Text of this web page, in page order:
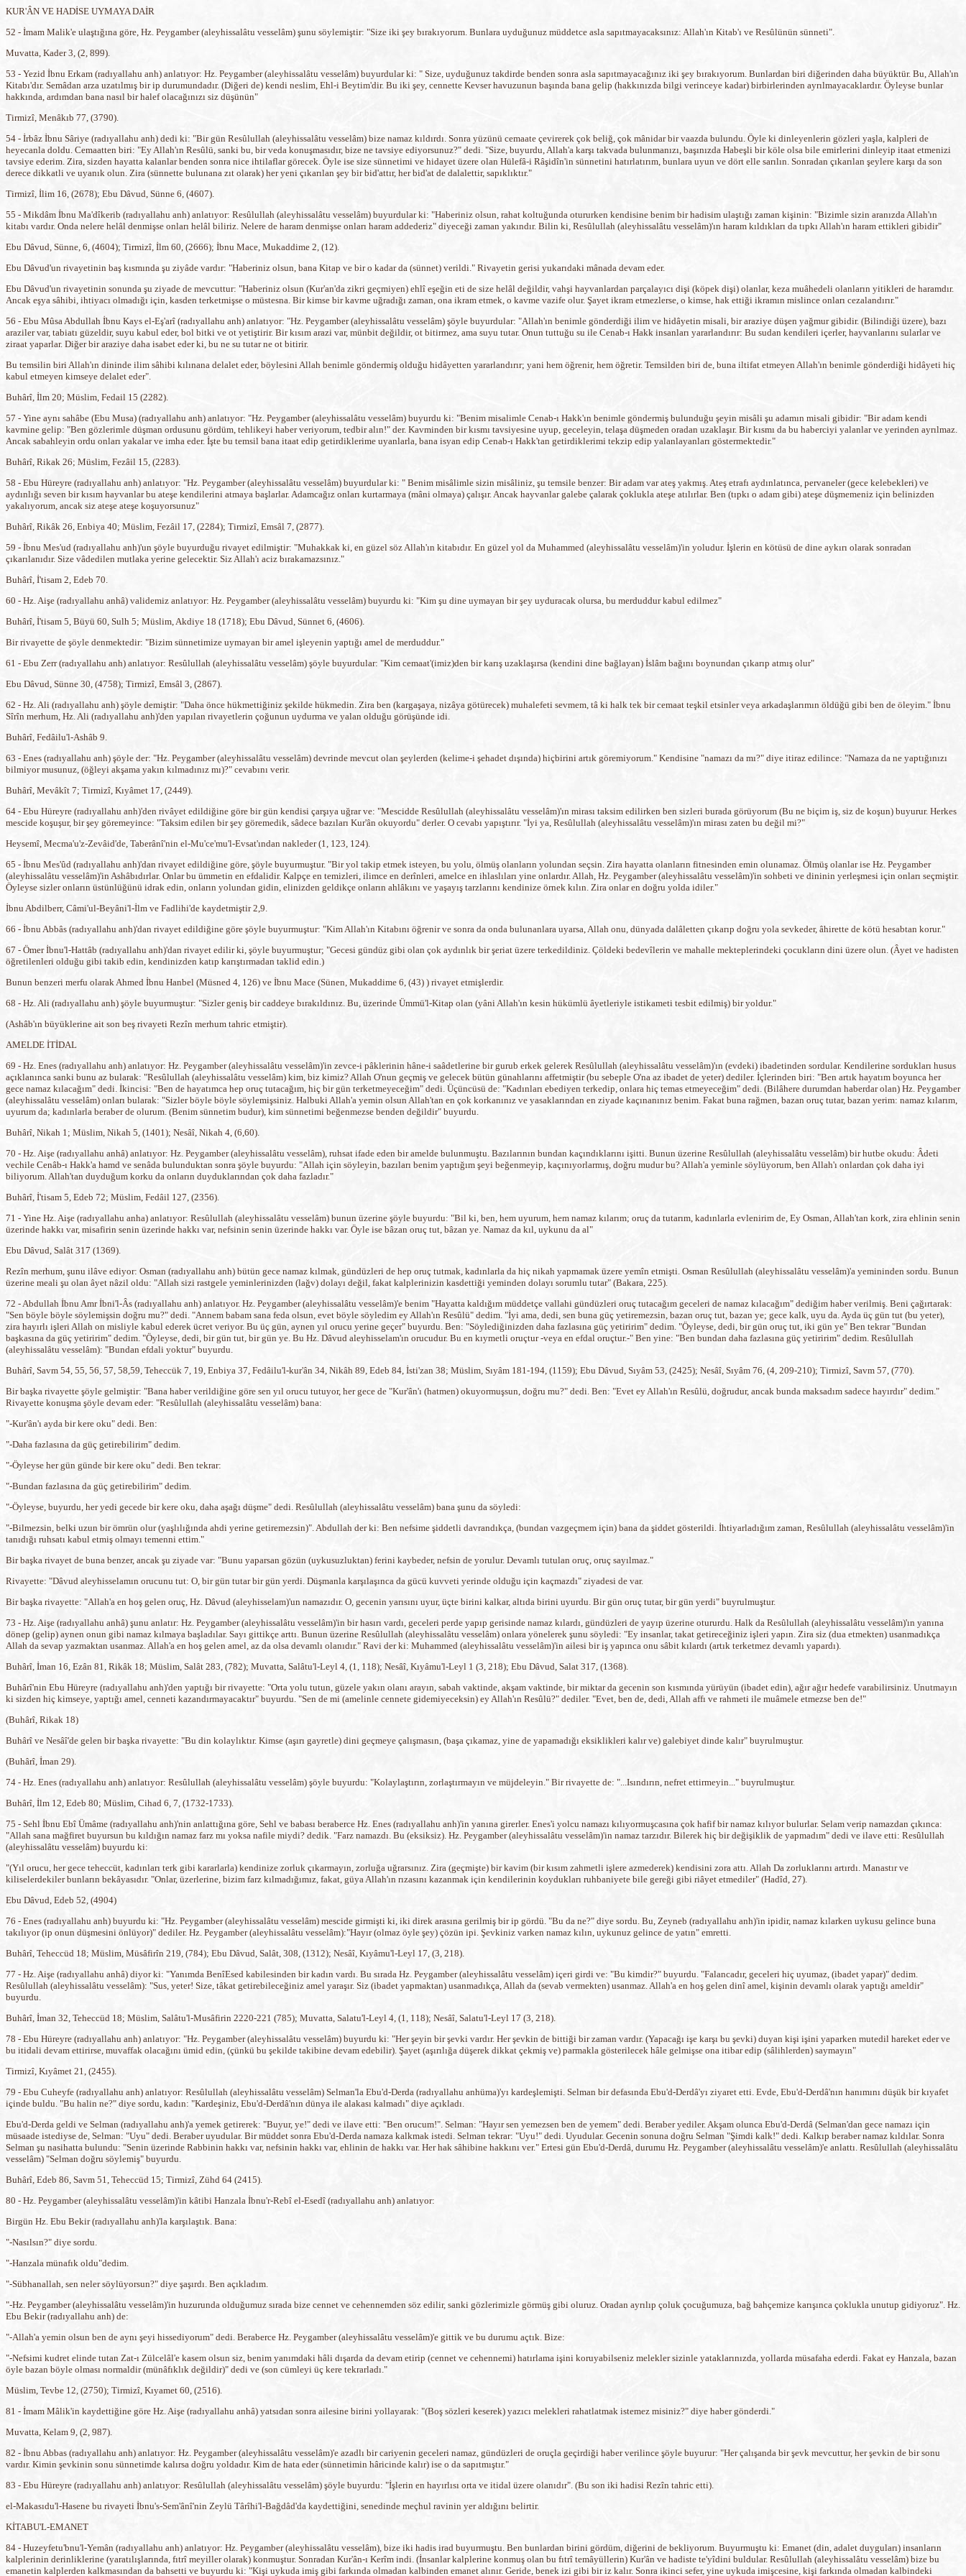
KUR'ÂN VE HADİSE UYMAYA DAİR
52 - İmam Malik'e ulaştığına göre, Hz. Peygamber (aleyhissalâtu vesselâm) şunu söylemiştir: "Size iki şey bırakıyorum. Bunlara uyduğunuz müddetce asla sapıtmayacaksınız: Allah'ın Kitab'ı ve Resûlünün sünneti".
Muvatta, Kader 3, (2, 899).
53 - Yezid İbnu Erkam (radıyallahu anh) anlatıyor: Hz. Peygamber (aleyhissalâtu vesselâm) buyurdular ki: " Size, uyduğunuz takdirde benden sonra asla sapıtmayacağınız iki şey bırakıyorum. Bunlardan biri diğerinden daha büyüktür. Bu, Allah'ın
Kitabı'dır. Semâdan arza uzatılmış bir ip durumundadır. (Diğeri de) kendi neslim, Ehl-i Beytim'dir. Bu iki şey, cennette Kevser havuzunun başında bana gelip (hakkınızda bilgi verinceye kadar) birbirlerinden ayrılmayacaklardır. Öyleyse bunlar
hakkında, ardımdan bana nasıl bir halef olacağınızı siz düşünün"
Tirmizî, Menâkıb 77, (3790).
54 - İrbâz İbnu Sâriye (radıyallahu anh) dedi ki: "Bir gün Resûlullah (aleyhissalâtu vesselâm) bize namaz kıldırdı. Sonra yüzünü cemaate çevirerek çok beliğ, çok mânidar bir vaazda bulundu. Öyle ki dinleyenlerin gözleri yaşla, kalpleri de
heyecanla doldu. Cemaatten biri: "Ey Allah'ın Resûlü, sanki bu, bir veda konuşmasıdır, bize ne tavsiye ediyorsunuz?" dedi. "Size, buyurdu, Allah'a karşı takvada bulunmanızı, başınızda Habeşli bir köle olsa bile emirlerini dinleyip itaat etmenizi
tavsiye ederim. Zira, sizden hayatta kalanlar benden sonra nice ihtilaflar görecek. Öyle ise size sünnetimi ve hidayet üzere olan Hülefâ-i Râşidîn'in sünnetini hatırlatırım, bunlara uyun ve dört elle sarılın. Sonradan çıkarılan şeylere karşı da son
derece dikkatli ve uyanık olun. Zira (sünnette bulunana zıt olarak) her yeni çıkarılan şey bir bid'attır, her bid'at de dalalettir, sapıklıktır."
Tirmizî, İlim 16, (2678); Ebu Dâvud, Sünne 6, (4607).
55 - Mikdâm İbnu Ma'dîkerib (radıyallahu anh) anlatıyor: Resûlullah (aleyhissalâtu vesselâm) buyurdular ki: "Haberiniz olsun, rahat koltuğunda otururken kendisine benim bir hadisim ulaştığı zaman kişinin: "Bizimle sizin aranızda Allah'ın
kitabı vardır. Onda nelere helâl denmişse onları helâl biliriz. Nelere de haram denmişse onları haram addederiz" diyeceği zaman yakındır. Bilin ki, Resûlullah (aleyhissalâtu vesselâm)'ın haram kıldıkları da tıpkı Allah'ın haram ettikleri gibidir"
Ebu Dâvud, Sünne, 6, (4604); Tirmizî, İlm 60, (2666); İbnu Mace, Mukaddime 2, (12).
Ebu Dâvud'un rivayetinin baş kısmında şu ziyâde vardır: "Haberiniz olsun, bana Kitap ve bir o kadar da (sünnet) verildi." Rivayetin gerisi yukarıdaki mânada devam eder.
Ebu Dâvud'un rivayetinin sonunda şu ziyade de mevcuttur: "Haberiniz olsun (Kur'an'da zikri geçmiyen) ehlî eşeğin eti de size helâl değildir, vahşi hayvanlardan parçalayıcı dişi (köpek dişi) olanlar, keza muâhedeli olanların yitikleri de haramdır.
Ancak eşya sâhibi, ihtiyacı olmadığı için, kasden terketmişse o müstesna. Bir kimse bir kavme uğradığı zaman, ona ikram etmek, o kavme vazife olur. Şayet ikram etmezlerse, o kimse, hak ettiği ikramın mislince onları cezalandırır."
56 - Ebu Mûsa Abdullah İbnu Kays el-Eş'arî (radıyallahu anh) anlatıyor: "Hz. Peygamber (aleyhissalâtu vesselâm) şöyle buyurdular: "Allah'ın benimle gönderdiği ilim ve hidâyetin misali, bir araziye düşen yağmur gibidir. (Bilindiği üzere), bazı
araziler var, tabiatı güzeldir, suyu kabul eder, bol bitki ve ot yetiştirir. Bir kısım arazi var, münbit değildir, ot bitirmez, ama suyu tutar. Onun tuttuğu su ile Cenab-ı Hakk insanları yararlandırır: Bu sudan kendileri içerler, hayvanlarını sularlar ve
ziraat yaparlar. Diğer bir araziye daha isabet eder ki, bu ne su tutar ne ot bitirir.
Bu temsilin biri Allah'ın dininde ilim sâhibi kılınana delalet eder, böylesini Allah benimle göndermiş olduğu hidâyetten yararlandırır; yani hem öğrenir, hem öğretir. Temsilden biri de, buna iltifat etmeyen Allah'ın benimle gönderdiği hidâyeti hiç
kabul etmeyen kimseye delalet eder".
Buhârî, İlm 20; Müslim, Fedail 15 (2282).
57 - Yine aynı sahâbe (Ebu Musa) (radıyallahu anh) anlatıyor: "Hz. Peygamber (aleyhissalâtu vesselâm) buyurdu ki: "Benim misalimle Cenab-ı Hakk'ın benimle göndermiş bulunduğu şeyin misâli şu adamın misali gibidir: "Bir adam kendi
kavmine gelip: "Ben gözlerimle düşman ordusunu gördüm, tehlikeyi haber veriyorum, tedbir alın!" der. Kavminden bir kısmı tavsiyesine uyup, geceleyin, telaşa düşmeden oradan uzaklaşır. Bir kısmı da bu haberciyi yalanlar ve yerinden ayrılmaz.
Ancak sabahleyin ordu onları yakalar ve imha eder. İşte bu temsil bana itaat edip getirdiklerime uyanlarla, bana isyan edip Cenab-ı Hakk'tan getirdiklerimi tekzip edip yalanlayanları göstermektedir."
Buhârî, Rikak 26; Müslim, Fezâil 15, (2283).
58 - Ebu Hüreyre (radıyallahu anh) anlatıyor: "Hz. Peygamber (aleyhissalâtu vesselâm) buyurdular ki: " Benim misâlimle sizin misâliniz, şu temsile benzer: Bir adam var ateş yakmış. Ateş etrafı aydınlatınca, pervaneler (gece kelebekleri) ve
aydınlığı seven bir kısım hayvanlar bu ateşe kendilerini atmaya başlarlar. Adamcağız onları kurtarmaya (mâni olmaya) çalışır. Ancak hayvanlar galebe çalarak çoklukla ateşe atılırlar. Ben (tıpkı o adam gibi) ateşe düşmemeniz için belinizden
yakalıyorum, ancak siz ateşe ateşe koşuyorsunuz"
Buhârî, Rikâk 26, Enbiya 40; Müslim, Fezâil 17, (2284); Tirmizî, Emsâl 7, (2877).
59 - İbnu Mes'ud (radıyallahu anh)'un şöyle buyurduğu rivayet edilmiştir: "Muhakkak ki, en güzel söz Allah'ın kitabıdır. En güzel yol da Muhammed (aleyhissalâtu vesselâm)'in yoludur. İşlerin en kötüsü de dine aykırı olarak sonradan
çıkarılanıdır. Size vâdedilen mutlaka yerine gelecektir. Siz Allah'ı aciz bırakamazsınız."
Buhârî, İ'tisam 2, Edeb 70.
60 - Hz. Aişe (radıyallahu anhâ) validemiz anlatıyor: Hz. Peygamber (aleyhissalâtu vesselâm) buyurdu ki: "Kim şu dine uymayan bir şey uyduracak olursa, bu merduddur kabul edilmez"
Buhârî, İ'tisam 5, Büyü 60, Sulh 5; Müslim, Akdiye 18 (1718); Ebu Dâvud, Sünnet 6, (4606).
Bir rivayette de şöyle denmektedir: "Bizim sünnetimize uymayan bir amel işleyenin yaptığı amel de merduddur."
61 - Ebu Zerr (radıyallahu anh) anlatıyor: Resûlullah (aleyhissalâtu vesselâm) şöyle buyurdular: "Kim cemaat'(imiz)den bir karış uzaklaşırsa (kendini dine bağlayan) İslâm bağını boynundan çıkarıp atmış olur"
Ebu Dâvud, Sünne 30, (4758); Tirmizî, Emsâl 3, (2867).
62 - Hz. Ali (radıyallahu anh) şöyle demiştir: "Daha önce hükmettiğiniz şekilde hükmedin. Zira ben (kargaşaya, nizâya götürecek) muhalefeti sevmem, tâ ki halk tek bir cemaat teşkil etsinler veya arkadaşlarımın öldüğü gibi ben de öleyim." İbnu
Sîrîn merhum, Hz. Ali (radıyallahu anh)'den yapılan rivayetlerin çoğunun uydurma ve yalan olduğu görüşünde idi.
Buhârî, Fedâilu'l-Ashâb 9.
63 - Enes (radıyallahu anh) şöyle der: "Hz. Peygamber (aleyhissalâtu vesselâm) devrinde mevcut olan şeylerden (kelime-i şehadet dışında) hiçbirini artık göremiyorum." Kendisine "namazı da mı?" diye itiraz edilince: "Namaza da ne yaptığınızı
bilmiyor musunuz, (öğleyi akşama yakın kılmadınız mı)?" cevabını verir.
Buhârî, Mevâkît 7; Tirmizî, Kıyâmet 17, (2449).
64 - Ebu Hüreyre (radıyallahu anh)'den rivâyet edildiğine göre bir gün kendisi çarşıya uğrar ve: "Mescidde Resûlullah (aleyhissalâtu vesselâm)'ın mirası taksim edilirken ben sizleri burada görüyorum (Bu ne biçim iş, siz de koşun) buyurur. Herkes
mescide koşuşur, bir şey göremeyince: "Taksim edilen bir şey göremedik, sâdece bazıları Kur'ân okuyordu" derler. O cevabı yapıştırır. "İyi ya, Resûlullah (aleyhissalâtu vesselâm)'ın mirası zaten bu değil mi?"
Heysemî, Mecma'u'z-Zevâid'de, Taberânî'nin el-Mu'ce'mu'l-Evsat'ından nakleder (1, 123, 124).
65 - İbnu Mes'ûd (radıyallahu anh)'dan rivayet edildiğine göre, şöyle buyurmuştur. "Bir yol takip etmek isteyen, bu yolu, ölmüş olanların yolundan seçsin. Zira hayatta olanların fitnesinden emin olunamaz. Ölmüş olanlar ise Hz. Peygamber
(aleyhissalâtu vesselâm)'in Ashâbıdırlar. Onlar bu ümmetin en efdalidir. Kalpçe en temizleri, ilimce en derînleri, amelce en ihlaslıları yine onlardır. Allah, Hz. Peygamber (aleyhissalâtu vesselâm)'in sohbeti ve dininin yerleşmesi için onları seçmiştir.
Öyleyse sizler onların üstünlüğünü idrak edin, onların yolundan gidin, elinizden geldikçe onların ahlâkını ve yaşayış tarzlarını kendinize örnek kılın. Zira onlar en doğru yolda idiler."
İbnu Abdilberr, Câmi'ul-Beyâni'l-İlm ve Fadlihi'de kaydetmiştir 2,9.
66 - İbnu Abbâs (radıyallahu anh)'dan rivayet edildiğine göre şöyle buyurmuştur: "Kim Allah'ın Kitabını öğrenir ve sonra da onda bulunanlara uyarsa, Allah onu, dünyada dalâletten çıkarıp doğru yola sevkeder, âhirette de kötü hesabtan korur."
67 - Ömer İbnu'l-Hattâb (radıyallahu anh)'dan rivayet edilir ki, şöyle buyurmuştur; "Gecesi gündüz gibi olan çok aydınlık bir şeriat üzere terkedildiniz. Çöldeki bedevîlerin ve mahalle mekteplerindeki çocukların dini üzere olun. (Âyet ve hadisten
öğretilenleri olduğu gibi takib edin, kendinizden katıp karıştırmadan taklid edin.)
Bunun benzeri merfu olarak Ahmed İbnu Hanbel (Müsned 4, 126) ve İbnu Mace (Sünen, Mukaddime 6, (43) ) rivayet etmişlerdir.
68 - Hz. Ali (radıyallahu anh) şöyle buyurmuştur: "Sizler geniş bir caddeye bırakıldınız. Bu, üzerinde Ümmü'l-Kitap olan (yâni Allah'ın kesin hükümlü âyetleriyle istikameti tesbit edilmiş) bir yoldur."
(Ashâb'ın büyüklerine ait son beş rivayeti Rezîn merhum tahric etmiştir).
AMELDE İTİDAL
69 - Hz. Enes (radıyallahu anh) anlatıyor: Hz. Peygamber (aleyhissalâtu vesselâm)'in zevce-i pâklerinin hâne-i saâdetlerine bir gurub erkek gelerek Resûlullah (aleyhissalâtu vesselâm)'ın (evdeki) ibadetinden sordular. Kendilerine sordukları husus
açıklanınca sanki bunu az bularak: "Resûlullah (aleyhissalâtu vesselâm) kim, biz kimiz? Allah O'nun geçmiş ve gelecek bütün günahlarını affetmiştir (bu sebeple O'na az ibadet de yeter) dediler. İçlerinden biri: "Ben artık hayatım boyunca her
gece namaz kılacağım" dedi. İkincisi: "Ben de hayatımca hep oruç tutacağım, hiç bir gün terketmeyeceğim" dedi. Üçüncüsü de: "Kadınları ebediyen terkedip, onlara hiç temas etmeyeceğim" dedi. (Bilâhere durumdan haberdar olan) Hz. Peygamber
(aleyhissalâtu vesselâm) onları bularak: "Sizler böyle böyle söylemişsiniz. Halbuki Allah'a yemin olsun Allah'tan en çok korkanınız ve yasaklarından en ziyade kaçınanınız benim. Fakat buna rağmen, bazan oruç tutar, bazan yerim: namaz kılarım,
uyurum da; kadınlarla beraber de olurum. (Benim sünnetim budur), kim sünnetimi beğenmezse benden değildir" buyurdu.
Buhârî, Nikah 1; Müslim, Nikah 5, (1401); Nesâî, Nikah 4, (6,60).
70 - Hz. Aişe (radıyallahu anhâ) anlatıyor: Hz. Peygamber (aleyhissalâtu vesselâm), ruhsat ifade eden bir amelde bulunmuştu. Bazılarının bundan kaçındıklarını işitti. Bunun üzerine Resûlullah (aleyhissalâtu vesselâm) bir hutbe okudu: Âdeti
vechile Cenâb-ı Hakk'a hamd ve senâda bulunduktan sonra şöyle buyurdu: "Allah için söyleyin, bazıları benim yaptığım şeyi beğenmeyip, kaçınıyorlarmış, doğru mudur bu? Allah'a yeminle söylüyorum, ben Allah'ı onlardan çok daha iyi
biliyorum. Allah'tan duyduğum korku da onların duyduklarından çok daha fazladır."
Buhârî, İ'tisam 5, Edeb 72; Müslim, Fedâil 127, (2356).
71 - Yine Hz. Aişe (radıyallahu anha) anlatıyor: Resûlullah (aleyhissalâtu vesselâm) bunun üzerine şöyle buyurdu: "Bil ki, ben, hem uyurum, hem namaz kılarım; oruç da tutarım, kadınlarla evlenirim de, Ey Osman, Allah'tan kork, zira ehlinin senin
üzerinde hakkı var, misafirin senin üzerinde hakkı var, nefsinin senin üzerinde hakkı var. Öyle ise bâzan oruç tut, bâzan ye. Namaz da kıl, uykunu da al"
Ebu Dâvud, Salât 317 (1369).
Rezîn merhum, şunu ilâve ediyor: Osman (radıyallahu anh) bütün gece namaz kılmak, gündüzleri de hep oruç tutmak, kadınlarla da hiç nikah yapmamak üzere yemîn etmişti. Osman Resûlullah (aleyhissalâtu vesselâm)'a yemininden sordu. Bunun
üzerine meali şu olan âyet nâzil oldu: "Allah sizi rastgele yeminlerinizden (lağv) dolayı değil, fakat kalplerinizin kasdettiği yeminden dolayı sorumlu tutar" (Bakara, 225).
72 - Abdullah İbnu Amr İbni'l-Âs (radıyallahu anh) anlatıyor. Hz. Peygamber (aleyhissalâtu vesselâm)'e benim "Hayatta kaldığım müddetçe vallahi gündüzleri oruç tutacağım geceleri de namaz kılacağım" dediğim haber verilmiş. Beni çağırtarak:
"Sen böyle böyle söylemişsin doğru mu?" dedi. "Annem babam sana feda olsun, evet böyle söyledim ey Allah'ın Resûlü" dedim. "İyi ama, dedi, sen buna güç yetiremezsin, bazan oruç tut, bazan ye; gece kalk, uyu da. Ayda üç gün tut (bu yeter),
zira hayırlı işleri Allah on misliyle kabul ederek ücret veriyor. Bu üç gün, aynen yıl orucu yerine geçer" buyurdu. Ben: "Söylediğinizden daha fazlasına güç yetiririm" dedim. "Öyleyse, dedi, bir gün oruç tut, iki gün ye" Ben tekrar "Bundan
başkasına da güç yetiririm" dedim. "Öyleyse, dedi, bir gün tut, bir gün ye. Bu Hz. Dâvud aleyhisselam'ın orucudur. Bu en kıymetli oruçtur -veya en efdal oruçtur.-" Ben yine: "Ben bundan daha fazlasına güç yetiririm" dedim. Resûlullah
(aleyhissalâtu vesselâm): "Bundan efdali yoktur" buyurdu.
Buhârî, Savm 54, 55, 56, 57, 58,59, Teheccük 7, 19, Enbiya 37, Fedâilu'l-kur'ân 34, Nikâh 89, Edeb 84, İsti'zan 38; Müslim, Sıyâm 181-194, (1159); Ebu Dâvud, Sıyâm 53, (2425); Nesâî, Sıyâm 76, (4, 209-210); Tirmizî, Savm 57, (770).
Bir başka rivayette şöyle gelmiştir: "Bana haber verildiğine göre sen yıl orucu tutuyor, her gece de "Kur'ân'ı (hatmen) okuyormuşsun, doğru mu?" dedi. Ben: "Evet ey Allah'ın Resûlü, doğrudur, ancak bunda maksadım sadece hayırdır" dedim."
Rivayette konuşma şöyle devam eder: "Resûlullah (aleyhissalâtu vesselâm) bana:
"-Kur'ân'ı ayda bir kere oku" dedi. Ben:
"-Daha fazlasına da güç getirebilirim" dedim.
"-Öyleyse her gün günde bir kere oku" dedi. Ben tekrar:
"-Bundan fazlasına da güç getirebilirim" dedim.
"-Öyleyse, buyurdu, her yedi gecede bir kere oku, daha aşağı düşme" dedi. Resûlullah (aleyhissalâtu vesselâm) bana şunu da söyledi:
"-Bilmezsin, belki uzun bir ömrün olur (yaşlılığında ahdi yerine getiremezsin)". Abdullah der ki: Ben nefsime şiddetli davrandıkça, (bundan vazgeçmem için) bana da şiddet gösterildi. İhtiyarladığım zaman, Resûlullah (aleyhissalâtu vesselâm)'in
tanıdığı ruhsatı kabul etmiş olmayı temenni ettim."
Bir başka rivayet de buna benzer, ancak şu ziyade var: "Bunu yaparsan gözün (uykusuzluktan) ferini kaybeder, nefsin de yorulur. Devamlı tutulan oruç, oruç sayılmaz."
Rivayette: "Dâvud aleyhisselamın orucunu tut: O, bir gün tutar bir gün yerdi. Düşmanla karşılaşınca da gücü kuvveti yerinde olduğu için kaçmazdı" ziyadesi de var.
Bir başka rivayette: "Allah'a en hoş gelen oruç, Hz. Dâvud (aleyhisselam)'un namazıdır. O, gecenin yarısını uyur, üçte birini kalkar, altıda birini uyurdu. Bir gün oruç tutar, bir gün yerdi" buyrulmuştur.
73 - Hz. Aişe (radıyallahu anhâ) şunu anlatır: Hz. Peygamber (aleyhissalâtu vesselâm)'in bir hasırı vardı, geceleri perde yapıp gerisinde namaz kılardı, gündüzleri de yayıp üzerine otururdu. Halk da Resûlullah (aleyhissalâtu vesselâm)'ın yanına
dönep (gelip) aynen onun gibi namaz kılmaya başladılar. Sayı gittikçe arttı. Bunun üzerine Resûlullah (aleyhissalâtu vesselâm) onlara yönelerek şunu söyledi: "Ey insanlar, takat getireceğiniz işleri yapın. Zira siz (dua etmekten) usanmadıkça
Allah da sevap yazmaktan usanmaz. Allah'a en hoş gelen amel, az da olsa devamlı olanıdır." Ravi der ki: Muhammed (aleyhissalâtu vesselâm)'in ailesi bir iş yapınca onu sâbit kılardı (artık terketmez devamlı yapardı).
Buhârî, İman 16, Ezân 81, Rikâk 18; Müslim, Salât 283, (782); Muvatta, Salâtu'l-Leyl 4, (1, 118); Nesâî, Kıyâmu'l-Leyl 1 (3, 218); Ebu Dâvud, Salat 317, (1368).
Buhârî'nin Ebu Hüreyre (radıyallahu anh)'den yaptığı bir rivayette: "Orta yolu tutun, güzele yakın olanı arayın, sabah vaktinde, akşam vaktinde, bir miktar da gecenin son kısmında yürüyün (ibadet edin), ağır ağır hedefe varabilirsiniz. Unutmayın
ki sizden hiç kimseye, yaptığı amel, cenneti kazandırmayacaktır" buyurdu. "Sen de mi (amelinle cennete gidemiyeceksin) ey Allah'ın Resûlü?" dediler. "Evet, ben de, dedi, Allah affı ve rahmeti ile muâmele etmezse ben de!"
(Buhârî, Rikak 18)
Buhârî ve Nesâî'de gelen bir başka rivayette: "Bu din kolaylıktır. Kimse (aşırı gayretle) dini geçmeye çalışmasın, (başa çıkamaz, yine de yapamadığı eksiklikleri kalır ve) galebiyet dinde kalır" buyrulmuştur.
(Buhârî, İman 29).
74 - Hz. Enes (radıyallahu anh) anlatıyor: Resûlullah (aleyhissalâtu vesselâm) şöyle buyurdu: "Kolaylaştırın, zorlaştırmayın ve müjdeleyin." Bir rivayette de: "...Isındırın, nefret ettirmeyin..." buyrulmuştur.
Buhârî, İlm 12, Edeb 80; Müslim, Cihad 6, 7, (1732-1733).
75 - Sehl İbnu Ebî Ümâme (radıyallahu anh)'nin anlattığına göre, Sehl ve babası beraberce Hz. Enes (radıyallahu anh)'in yanına girerler. Enes'i yolcu namazı kılıyormuşcasına çok hafif bir namaz kılıyor bulurlar. Selam verip namazdan çıkınca:
"Allah sana mağfiret buyursun bu kıldığın namaz farz mı yoksa nafile miydi? dedik. "Farz namazdı. Bu (eksiksiz). Hz. Peygamber (aleyhissalâtu vesselâm)'in namaz tarzıdır. Bilerek hiç bir değişiklik de yapmadım" dedi ve ilave etti: Resûlullah
(aleyhissalâtu vesselâm) buyurdu ki:
"(Yıl orucu, her gece teheccüt, kadınları terk gibi kararlarla) kendinize zorluk çıkarmayın, zorluğa uğrarsınız. Zira (geçmişte) bir kavim (bir kısım zahmetli işlere azmederek) kendisini zora attı. Allah Da zorluklarını artırdı. Manastır ve
kiliselerdekiler bunların bekâyasıdır. "Onlar, üzerlerine, bizim farz kılmadığımız, fakat, güya Allah'ın rızasını kazanmak için kendilerinin koydukları ruhbaniyete bile gereği gibi riâyet etmediler" (Hadîd, 27).
Ebu Dâvud, Edeb 52, (4904)
76 - Enes (radıyallahu anh) buyurdu ki: "Hz. Peygamber (aleyhissalâtu vesselâm) mescide girmişti ki, iki direk arasına gerilmiş bir ip gördü. "Bu da ne?" diye sordu. Bu, Zeyneb (radıyallahu anh)'in ipidir, namaz kılarken uykusu gelince buna
takılıyor (ip onun düşmesini önlüyor)" dediler. Hz. Peygamber (aleyhissalâtu vesselâm):"Hayır (olmaz öyle şey) çözün ipi. Şevkiniz varken namaz kılın, uykunuz gelince de yatın" emretti.
Buhârî, Teheccüd 18; Müslim, Müsâfirîn 219, (784); Ebu Dâvud, Salât, 308, (1312); Nesâî, Kıyâmu'l-Leyl 17, (3, 218).
77 - Hz. Aişe (radıyallahu anhâ) diyor ki: "Yanımda BenîEsed kabilesinden bir kadın vardı. Bu sırada Hz. Peygamber (aleyhissalâtu vesselâm) içeri girdi ve: "Bu kimdir?" buyurdu. "Falancadır, geceleri hiç uyumaz, (ibadet yapar)" dedim.
Resûlullah (aleyhissalâtu vesselâm): "Sus, yeter! Size, tâkat getirebileceğiniz amel yaraşır. Siz (ibadet yapmaktan) usanmadıkça, Allah da (sevab vermekten) usanmaz. Allah'a en hoş gelen dinî amel, kişinin devamlı olarak yaptığı ameldir"
buyurdu.
Buhârî, İman 32, Teheccüd 18; Müslim, Salâtu'l-Musâfirin 2220-221 (785); Muvatta, Salatu'l-Leyl 4, (1, 118); Nesâî, Salatu'l-Leyl 17 (3, 218).
78 - Ebu Hüreyre (radıyallahu anh) anlatıyor: "Hz. Peygamber (aleyhissalâtu vesselâm) buyurdu ki: "Her şeyin bir şevki vardır. Her şevkin de bittiği bir zaman vardır. (Yapacağı işe karşı bu şevki) duyan kişi işini yaparken mutedil hareket eder ve
bu itidali devam ettirirse, muvaffak olacağını ümid edin, (çünkü bu şekilde takibine devam edebilir). Şayet (aşırılığa düşerek dikkat çekmiş ve) parmakla gösterilecek hâle gelmişse ona itibar edip (sâlihlerden) saymayın"
Tirmizî, Kıyâmet 21, (2455).
79 - Ebu Cuheyfe (radıyallahu anh) anlatıyor: Resûlullah (aleyhissalâtu vesselâm) Selman'la Ebu'd-Derda (radıyallahu anhüma)'yı kardeşlemişti. Selman bir defasında Ebu'd-Derdâ'yı ziyaret etti. Evde, Ebu'd-Derdâ'nın hanımını düşük bir kıyafet
içinde buldu. "Bu halin ne?" diye sordu, kadın: "Kardeşiniz, Ebu'd-Derdâ'nın dünya ile alakası kalmadı" diye açıkladı.
Ebu'd-Derda geldi ve Selman (radıyallahu anh)'a yemek getirerek: "Buyur, ye!" dedi ve ilave etti: "Ben orucum!". Selman: "Hayır sen yemezsen ben de yemem" dedi. Beraber yediler. Akşam olunca Ebu'd-Derdâ (Selman'dan gece namazı için
müsaade istediyse de, Selman: "Uyu" dedi. Beraber uyudular. Bir müddet sonra Ebu'd-Derda namaza kalkmak istedi. Selman tekrar: "Uyu!" dedi. Uyudular. Gecenin sonuna doğru Selman "Şimdi kalk!" dedi. Kalkıp beraber namaz kıldılar. Sonra
Selman şu nasihatta bulundu: "Senin üzerinde Rabbinin hakkı var, nefsinin hakkı var, ehlinin de hakkı var. Her hak sâhibine hakkını ver." Ertesi gün Ebu'd-Derdâ, durumu Hz. Peygamber (aleyhissalâtu vesselâm)'e anlattı. Resûlullah (aleyhissalâtu
vesselâm) "Selman doğru söylemiş" buyurdu.
Buhârî, Edeb 86, Savm 51, Teheccüd 15; Tirmizî, Zühd 64 (2415).
80 - Hz. Peygamber (aleyhissalâtu vesselâm)'in kâtibi Hanzala İbnu'r-Rebî el-Esedî (radıyallahu anh) anlatıyor:
Birgün Hz. Ebu Bekir (radıyallahu anh)'la karşılaştık. Bana:
"-Nasılsın?" diye sordu.
"-Hanzala münafık oldu"dedim.
"-Sübhanallah, sen neler söylüyorsun?" diye şaşırdı. Ben açıkladım.
"-Hz. Peygamber (aleyhissalâtu vesselâm)'in huzurunda olduğumuz sırada bize cennet ve cehennemden söz edilir, sanki gözlerimizle görmüş gibi oluruz. Oradan ayrılıp çoluk çocuğumuza, bağ bahçemize karışınca çoklukla unutup gidiyoruz". Hz.
Ebu Bekir (radıyallahu anh) de:
"-Allah'a yemin olsun ben de aynı şeyi hissediyorum" dedi. Beraberce Hz. Peygamber (aleyhissalâtu vesselâm)'e gittik ve bu durumu açtık. Bize:
"-Nefsimi kudret elinde tutan Zat-ı Zülcelâl'e kasem olsun siz, benim yanımdaki hâli dışarda da devam etirip (cennet ve cehennemi) hatırlama işini koruyabilseniz melekler sizinle yataklarınızda, yollarda müsafaha ederdi. Fakat ey Hanzala, bazan
öyle bazan böyle olması normaldir (münâfıklık değildir)" dedi ve (son cümleyi üç kere tekrarladı."
Müslim, Tevbe 12, (2750); Tirmizî, Kıyamet 60, (2516).
81 - İmam Mâlik'in kaydettiğine göre Hz. Aişe (radıyallahu anhâ) yatsıdan sonra ailesine birini yollayarak: "(Boş sözleri keserek) yazıcı melekleri rahatlatmak istemez misiniz?" diye haber gönderdi."
Muvatta, Kelam 9, (2, 987).
82 - İbnu Abbas (radıyallahu anh) anlatıyor: Hz. Peygamber (aleyhissalâtu vesselâm)'e azadlı bir cariyenin geceleri namaz, gündüzleri de oruçla geçirdiği haber verilince şöyle buyurur: "Her çalışanda bir şevk mevcuttur, her şevkin de bir sonu
vardır. Kimin şevkinin sonu sünnetimde kalırsa doğru yoldadır. Kim de hata eder (sünnetimin hâricinde kalır) ise o da sapıtmıştır."
83 - Ebu Hüreyre (radıyallahu anh) anlatıyor: Resûlullah (aleyhissalâtu vesselâm) şöyle buyurdu: "İşlerin en hayırlısı orta ve itidal üzere olanıdır". (Bu son iki hadisi Rezîn tahric etti).
el-Makasıdu'l-Hasene bu rivayeti İbnu's-Sem'ânî'nin Zeylü Târîhi'l-Bağdâd'da kaydettiğini, senedinde meçhul ravinin yer aldığını belirtir.
KİTABU'L-EMANET
84 - Huzeyfetu'bnu'l-Yemân (radıyallahu anh) anlatıyor: Hz. Peygamber (aleyhissalâtu vesselâm), bize iki hadis irad buyurmuştu. Ben bunlardan birini gördüm, diğerini de bekliyorum. Buyurmuştu ki: Emanet (din, adalet duyguları) insanların
kalplerinin derinliklerine (yaratılışlarında, fıtrî meyiller olarak) konmuştur. Sonradan Kur'ân-ı Kerîm indi. (İnsanlar kalplerine konmuş olan bu fıtrî temâyüllerin) Kur'ân ve hadiste te'yîdini buldular. Resûlullah (aleyhissalâtu vesselâm) bize bu
emanetin kalplerden kalkmasından da bahsetti ve buyurdu ki: "Kişi uykuda imiş gibi farkında olmadan kalbinden emanet alınır. Geride, benek izi gibi bir iz kalır. Sonra ikinci sefer, yine uykuda imişcesine, kişi farkında olmadan kalbindeki